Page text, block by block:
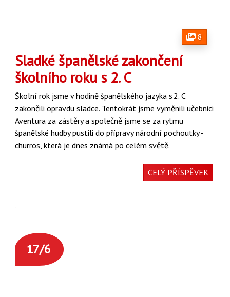
8
Sladké španělské zakončení
školního roku s 2. C
Školní rok jsme v hodině španělského jazyka s 2. C
zakončili opravdu sladce. Tentokrát jsme vyměnili učebnici
Aventura za zástěry a společně jsme se za rytmu
španělské hudby pustili do přípravy národní pochoutky -
churros, která je dnes známá po celém světě.
CELÝ PŘÍSPĚVEK
17/6